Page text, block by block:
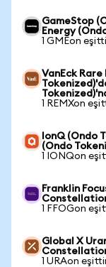
GameStop
Energy
1 GMEon
VanEck
1 REMXon
IonQ (Ondo
(Ondo
1 IONQon
Franklin
1 FFOGon
Global X
1 URAon